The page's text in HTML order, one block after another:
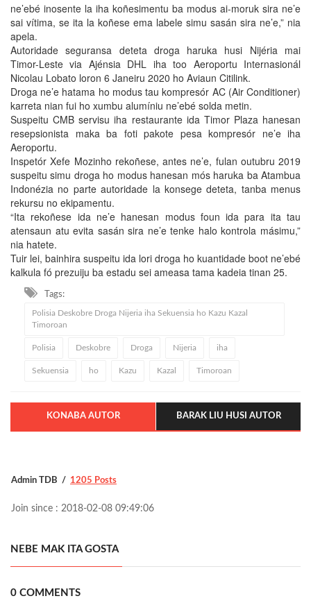
ne’ebé inosente la iha koñesimentu ba modus ai-moruk sira ne’e
sai vítima, se ita la koñese ema labele simu sasán sira ne’e,” nia
apela.
Autoridade seguransa deteta droga haruka husi Nijéria mai
Timor-Leste via Ajénsia DHL iha too Aeroportu Internasionál
Nicolau Lobato loron 6 Janeiru 2020 ho Aviaun Citilink.
Droga ne’e hatama ho modus tau kompresór AC (Air Conditioner)
karreta nian fui ho xumbu alumíniu ne’ebé solda metin.
Suspeitu CMB servisu iha restaurante ida Timor Plaza hanesan
resepsionista maka ba foti pakote pesa kompresór ne’e iha
Aeroportu.
Inspetór Xefe Mozinho rekoñese, antes ne’e, fulan outubru 2019
suspeitu simu droga ho modus hanesan mós haruka ba Atambua
Indonézia no parte autoridade la konsege deteta, tanba menus
rekursu no ekipamentu.
“Ita rekoñese ida ne’e hanesan modus foun ida para ita tau
atensaun atu evita sasán sira ne’e tenke halo kontrola másimu,”
nia hatete.
Tuir lei, bainhira suspeitu ida lori droga ho kuantidade boot ne’ebé
kalkula fó prezuiju ba estadu sei ameasa tama kadeia tinan 25.
Tags:
Polisia Deskobre Droga Nijeria iha Sekuensia ho Kazu Kazal
Timoroan
Polisia Deskobre Droga Nijeria iha
Sekuensia ho Kazu Kazal Timoroan
KONABA AUTOR BARAK LIU HUSI AUTOR
Admin TDB 1205 Posts
Join since : 2018-02-08 09:49:06
NEBE MAK ITA GOSTA
0 COMMENTS